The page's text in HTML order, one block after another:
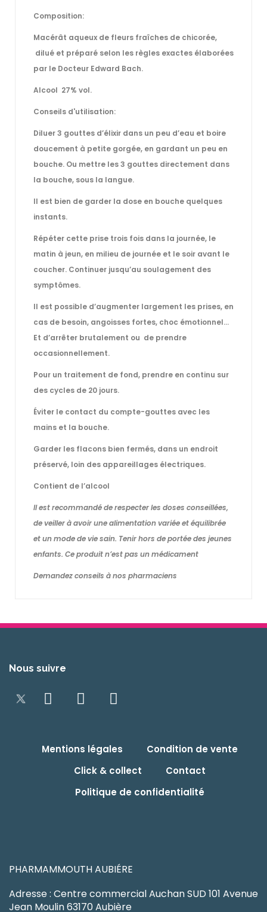
Composition:
Macérât aqueux de fleurs fraîches de chicorée,
dilué et préparé selon les règles exactes élaborées
par le Docteur Edward Bach.
Alcool 27% vol.
Conseils d'utilisation:
Diluer 3 gouttes d’élixir dans un peu d’eau et boire
doucement à petite gorgée, en gardant un peu en
bouche. Ou mettre les 3 gouttes directement dans
la bouche, sous la langue.
Il est bien de garder la dose en bouche quelques
instants.
Répéter cette prise trois fois dans la journée, le
matin à jeun, en milieu de journée et le soir avant le
coucher. Continuer jusqu’au soulagement des
symptômes.
Il est possible d’augmenter largement les prises, en
cas de besoin, angoisses fortes, choc émotionnel…
Et d’arrêter brutalement ou de prendre
occasionnellement.
Pour un traitement de fond, prendre en continu sur
des cycles de 20 jours.
Éviter le contact du compte-gouttes avec les
mains et la bouche.
Garder les flacons bien fermés, dans un endroit
préservé, loin des appareillages électriques.
Contient de l’alcool
Il est recommandé de respecter les doses conseillées,
de veiller à avoir une alimentation variée et équilibrée
et un mode de vie sain. Tenir hors de portée des jeunes
enfants. Ce produit n’est pas un médicament
Demandez conseils à nos pharmaciens
Nous suivre
Mentions légales
Condition de vente
Click & collect
Contact
Politique de confidentialité
PHARMAMMOUTH AUBIÉRE
Adresse : Centre commercial Auchan SUD 101 Avenue
Jean Moulin 63170 Aubière